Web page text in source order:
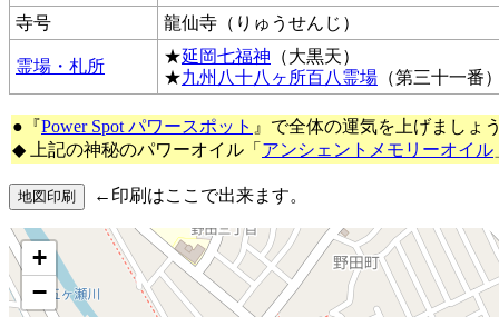
寺号
龍仙寺（りゅうせんじ）
霊場・札所
★延岡七福神 （大黒天）
★九州八十八ヶ所百八霊場 （第三十一番
●『Power Spot パワースポット 』で全体の運気を上げましょ
◆ 上記の神秘のパワーオイル「 アンシェントメモリーオイル
←印刷はここで出来ます。
+
−